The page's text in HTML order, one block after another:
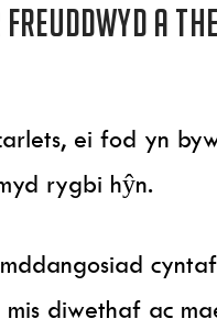
freuddwyd a
ei fod yn
rygbi hŷn.
diwethaf ac